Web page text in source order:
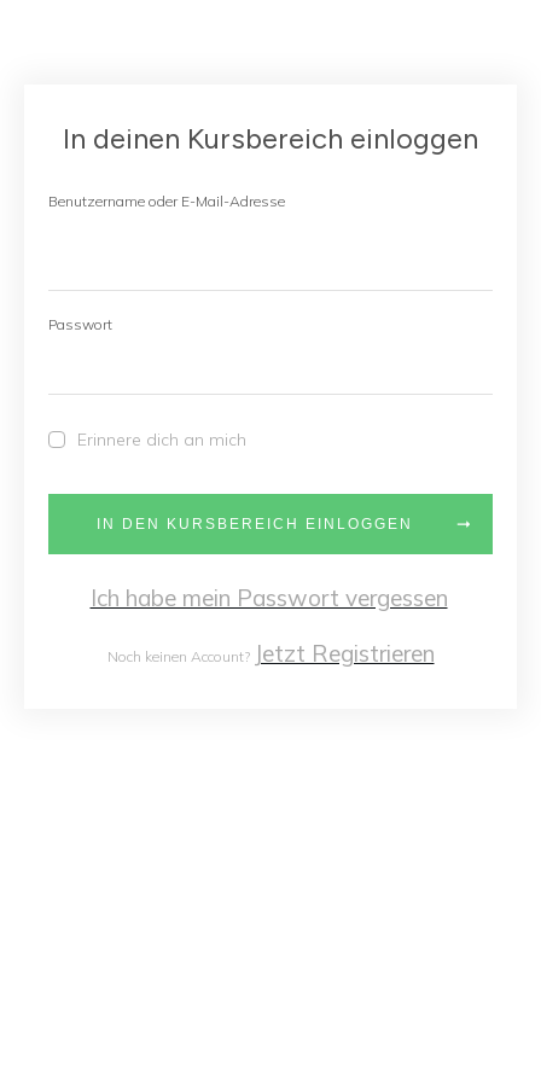
In deinen Kursbereich einloggen
Benutzername oder E-Mail-Adresse
Passwort
Erinnere dich an mich
IN DEN KURSBEREICH EINLOGGEN
Ich habe mein Passwort vergessen
Noch keinen Account? Jetzt Registrieren